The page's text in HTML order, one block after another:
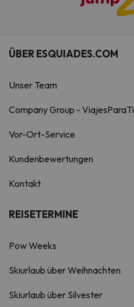
ÜBER ESQUIADES.COM
Unser Team
Company Group - ViajesParaTi
Vor-Ort-Service
Kundenbewertungen
Kontakt
REISETERMINE
Pow Weeks
Skiurlaub über Weihnachten
Skiurlaub über Silvester